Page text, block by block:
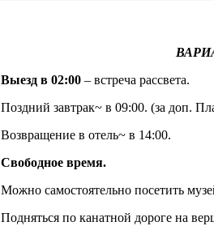
Выезд в 02:00 – встреча рассвета.
Поздний завтрак~ в 09:00. (за доп.
Возвращение в отель~ в 14:00.
Свободное время.
Можно самостоятельно посетить
Подняться по канатной дороге на